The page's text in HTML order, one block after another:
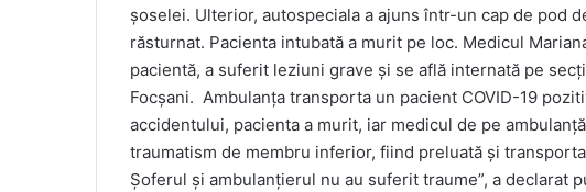
şoselei. Ulterior, autospeciala a ajuns într-un cap de pod
răsturnat. Pacienta intubată a murit pe loc. Medicul
pacientă, a suferit leziuni grave şi se află internată pe
Focşani. Ambulanţa transporta un pacient COVID-19
accidentului, pacienta a murit, iar medicul de pe
traumatism de membru inferior, fiind preluată şi
Şoferul şi ambulanţierul nu au suferit traume”, a declarat